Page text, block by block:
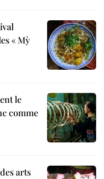
« Mỳ
le
comme
arts